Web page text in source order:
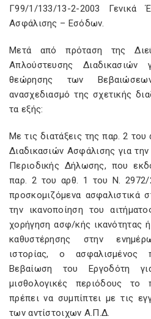
Γ99/1/133/13-2-2003 Γενικά
Ασφάλισης – Εσόδων.
Μετά από πρόταση της
Απλούστευσης
θεώρησης των
ανασχεδιασμό της σχετικής
τα εξής:
Με τις διατάξεις της παρ. 2
Διαδικασιών Ασφάλισης για
Περιοδικής Δήλωσης, που
παρ. 2 του αρθ. 1 του Ν. 2972/
προσκομιζόμενα ασφαλιστικά
την ικανοποίηση του
χορήγηση ασφ/κής ικανότητας
καθυστέρησης στην
ιστορίας, ο ασφαλισμένος
Βεβαίωση του Εργοδότη
μισθολογικές περιόδους το
πρέπει να συμπίπτει με τις
των αντίστοιχων Α.Π.Δ.